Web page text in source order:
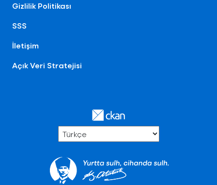
Gizlilik Politikası
SSS
İletişim
Açık Veri Stratejisi